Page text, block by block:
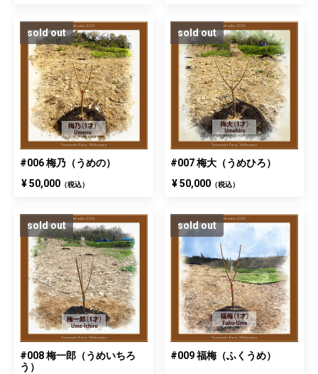
sold out
#006 梅乃（うめの）
¥ 50,000 （税込）
sold out
#007 梅大（うめひろ）
¥ 50,000 （税込）
sold out
#008 梅一郎（うめいちろ
う）
sold out
#009 福梅（ふくうめ）